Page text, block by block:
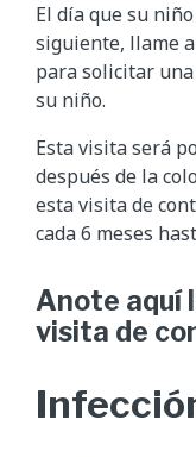
El día que su
siguiente, llame
para solicitar
su niño.
Esta visita será
después de la
esta visita de
cada 6 meses
Anote aquí
visita de